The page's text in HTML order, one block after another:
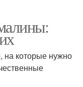
на которые нужно